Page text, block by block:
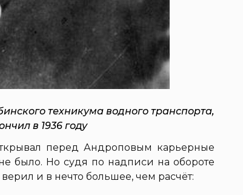
техникума водного транспорта,
в 1936 году
перед Андроповым карьерные
было. Но судя по надписи на обороте
и в нечто большее, чем расчёт: